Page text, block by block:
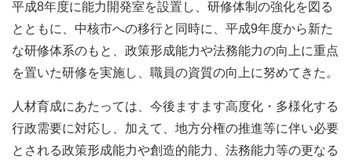
平成8年度に能力開発室を設置し、研修体制の強化を図る
とともに、中核市への移行と同時に、平成9年度から新た
な研修体系のもと、政策形成能力や法務能力の向上に重点
を置いた研修を実施し、職員の資質の向上に努めてきた。
人材育成にあたっては、今後ますます高度化・多様化する
行政需要に対応し、加えて、地方分権の推進等に伴い必要
とされる政策形成能力や創造的能力、法務能力等の更なる